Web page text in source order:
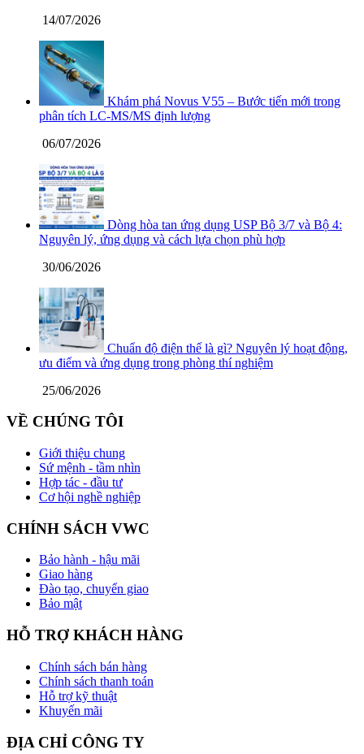
14/07/2026
Khám phá Novus V55 – Bước tiến mới trong
phân tích LC-MS/MS định lượng
06/07/2026
Dòng hòa tan ứng dụng USP Bộ 3/7 và Bộ 4:
Nguyên lý, ứng dụng và cách lựa chọn phù hợp
30/06/2026
Chuẩn độ điện thế là gì? Nguyên lý hoạt động,
ưu điểm và ứng dụng trong phòng thí nghiệm
25/06/2026
VỀ CHÚNG TÔI
Giới thiệu chung
Sứ mệnh - tầm nhìn
Hợp tác - đầu tư
Cơ hội nghề nghiệp
CHÍNH SÁCH VWC
Bảo hành - hậu mãi
Giao hàng
Đào tạo, chuyển giao
Bảo mật
HỖ TRỢ KHÁCH HÀNG
Chính sách bán hàng
Chính sách thanh toán
Hỗ trợ kỹ thuật
Khuyến mãi
ĐỊA CHỈ CÔNG TY